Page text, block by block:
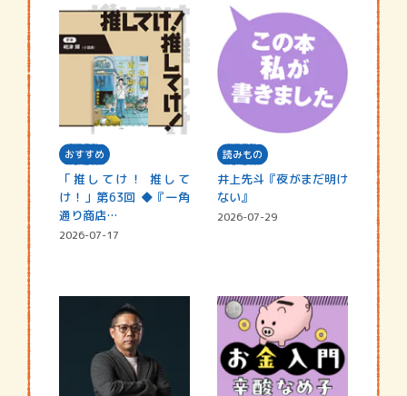
おすすめ
「推してけ！ 推して
け！」第63回 ◆『一角
通り商店…
2026-07-17
読みもの
井上先斗『夜がまだ明け
ない』
2026-07-29